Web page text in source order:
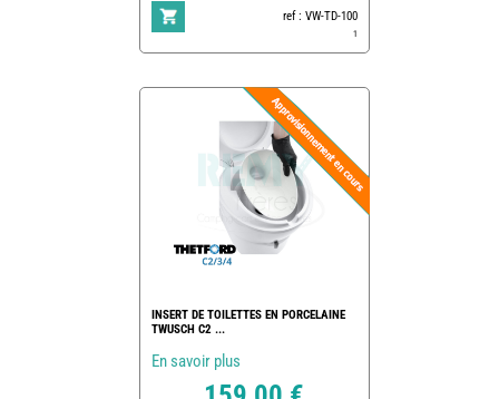
ref : VW-TD-100
1
INSERT DE TOILETTES EN PORCELAINE
TWUSCH C2 ...
En savoir plus